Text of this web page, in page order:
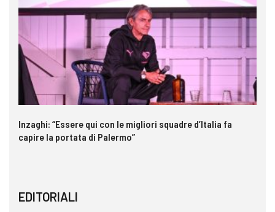
Inzaghi: “Essere qui con le migliori squadre d’Italia fa
capire la portata di Palermo”
EDITORIALI